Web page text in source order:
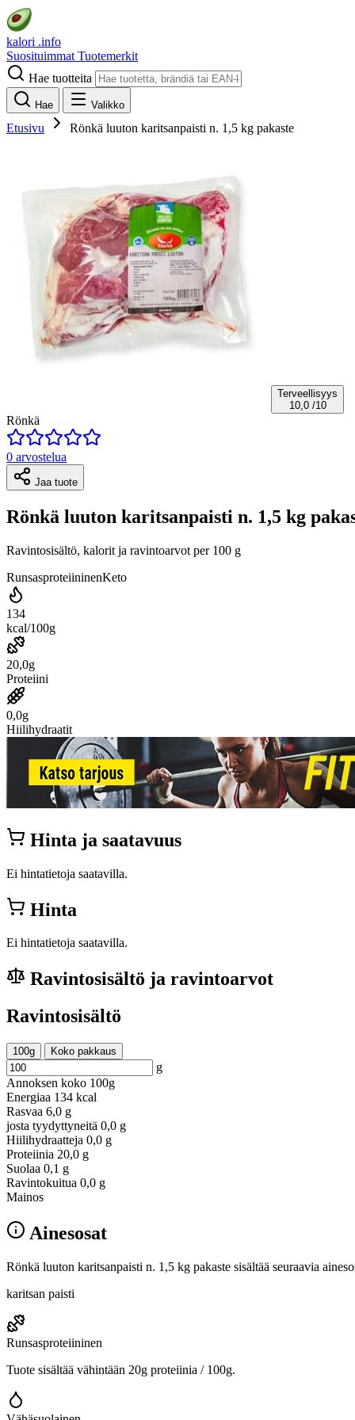
kalori .info
Suosituimmat Tuotemerkit
Hae tuotteita
Hae Valikko
Etusivu Rönkä luuton karitsanpaisti n. 1,5 kg pakaste
Terveellisyys
10,0 /10
Rönkä
0 arvostelua
Jaa tuote
Rönkä luuton karitsanpaisti n. 1,5 kg
Ravintosisältö, kalorit ja ravintoarvot per 100 g
RunsasproteiininenKeto
134
kcal/100g
20,0g
Proteiini
0,0g
Hiilihydraatit
Hinta ja saatavuus
Ei hintatietoja saatavilla.
Hinta
Ei hintatietoja saatavilla.
Ravintosisältö ja ravintoarvot
Ravintosisältö
100g Koko pakkaus
g
Annoksen koko 100g
Energiaa 134 kcal
Rasvaa 6,0 g
josta tyydyttyneitä 0,0 g
Hiilihydraatteja 0,0 g
Proteiinia 20,0 g
Suolaa 0,1 g
Ravintokuitua 0,0 g
Mainos
Ainesosat
Rönkä luuton karitsanpaisti n. 1,5 kg pakaste sisältää seuraavia
karitsan paisti
Runsasproteiininen
Tuote sisältää vähintään 20g proteiinia / 100g.